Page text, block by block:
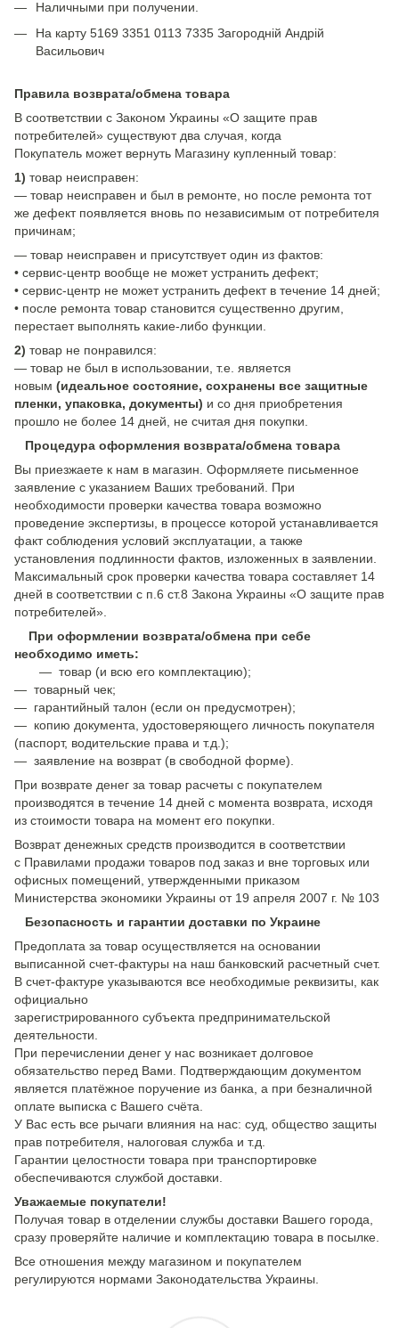
Наличными при получении.
На карту 5169 3351 0113 7335 Загородній Андрій
Васильович
Правила возврата/обмена товара
В соответствии с Законом Украины «О защите прав
потребителей» существуют два случая, когда
Покупатель может вернуть Магазину купленный товар:
1) товар неисправен:
— товар неисправен и был в ремонте, но после ремонта тот
же дефект появляется вновь по независимым от потребителя
причинам;
— товар неисправен и присутствует один из фактов:
• сервис-центр вообще не может устранить дефект;
• сервис-центр не может устранить дефект в течение 14 дней;
• после ремонта товар становится существенно другим,
перестает выполнять какие-либо функции.
2) товар не понравился:
— товар не был в использовании, т.е. является
новым (идеальное состояние, сохранены все защитные
пленки, упаковка, документы) и со дня приобретения
прошло не более 14 дней, не считая дня покупки.
Процедура оформления возврата/обмена товара
Вы приезжаете к нам в магазин. Оформляете письменное
заявление с указанием Ваших требований. При
необходимости проверки качества товара возможно
проведение экспертизы, в процессе которой устанавливается
факт соблюдения условий эксплуатации, а также
установления подлинности фактов, изложенных в заявлении.
Максимальный срок проверки качества товара составляет 14
дней в соответствии с п.6 ст.8 Закона Украины «О защите прав
потребителей».
При оформлении возврата/обмена при себе
необходимо иметь:
— товар (и всю его комплектацию);
— товарный чек;
— гарантийный талон (если он предусмотрен);
— копию документа, удостоверяющего личность покупателя
(паспорт, водительские права и т.д.);
— заявление на возврат (в свободной форме).
При возврате денег за товар расчеты с покупателем
производятся в течение 14 дней с момента возврата, исходя
из стоимости товара на момент его покупки.
Возврат денежных средств производится в соответствии
с Правилами продажи товаров под заказ и вне торговых или
офисных помещений, утвержденными приказом
Министерства экономики Украины от 19 апреля 2007 г. № 103
Безопасность и гарантии доставки по Украине
Предоплата за товар осуществляется на основании
выписанной счет-фактуры на наш банковский расчетный счет.
В счет-фактуре указываются все необходимые реквизиты, как
официально
зарегистрированного субъекта предпринимательской
деятельности.
При перечислении денег у нас возникает долговое
обязательство перед Вами. Подтверждающим документом
является платёжное поручение из банка, а при безналичной
оплате выписка с Вашего счёта.
У Вас есть все рычаги влияния на нас: суд, общество защиты
прав потребителя, налоговая служба и т.д.
Гарантии целостности товара при транспортировке
обеспечиваются службой доставки.
Уважаемые покупатели!
Получая товар в отделении службы доставки Вашего города,
сразу проверяйте наличие и комплектацию товара в посылке.
Все отношения между магазином и покупателем
регулируются нормами Законодательства Украины.